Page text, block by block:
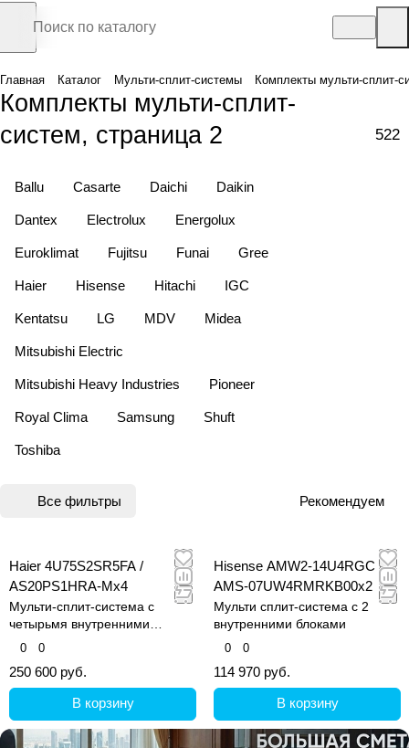
Главная Каталог Мульти-сплит-системы Комплекты мульти-сплит-
Комплекты мульти-сплит-
систем, страница 2
522
Ballu Casarte Daichi Daikin
Dantex Electrolux Energolux
Euroklimat Fujitsu Funai Gree
Haier Hisense Hitachi IGC
Kentatsu LG MDV Midea
Mitsubishi Electric
Mitsubishi Heavy Industries Pioneer
Royal Clima Samsung Shuft
Toshiba
Все фильтры Рекомендуем
Haier 4U75S2SR5FA /
AS20PS1HRA-Mx4
Мульти-сплит-система с
четырьмя внутренними
блоками
0 0
250 600 руб.
В корзину
Hisense AMW2-14U4RGC /
AMS-07UW4RMRKB00x2
Мульти сплит-система с 2
внутренними блоками
0 0
114 970 руб.
В корзину